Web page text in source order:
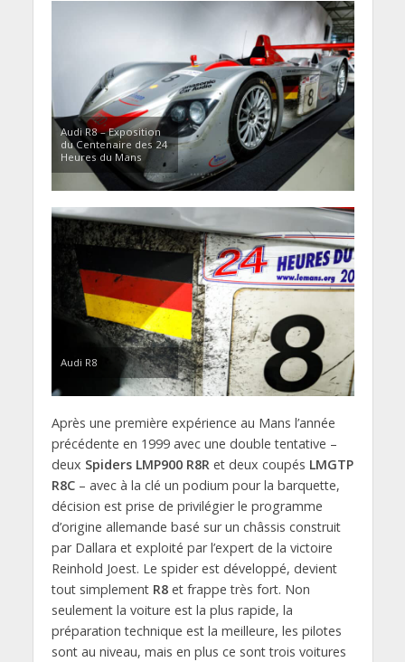
Audi R8 – Exposition
du Centenaire des 24
Heures du Mans
Audi R8
Après une première expérience au Mans l’année
précédente en 1999 avec une double tentative –
deux Spiders LMP900 R8Ret deux coupés LMGTP
R8C– avec à la clé un podium pour la barquette,
décision est prise de privilégier le programme
d’origine allemande basé sur un châssis construit
par Dallara et exploité par l’expert de la victoire
Reinhold Joest. Le spider est développé, devient
tout simplement R8et frappe très fort. Non
seulement la voiture est la plus rapide, la
préparation technique est la meilleure, les pilotes
sont au niveau, mais en plus ce sont trois voitures